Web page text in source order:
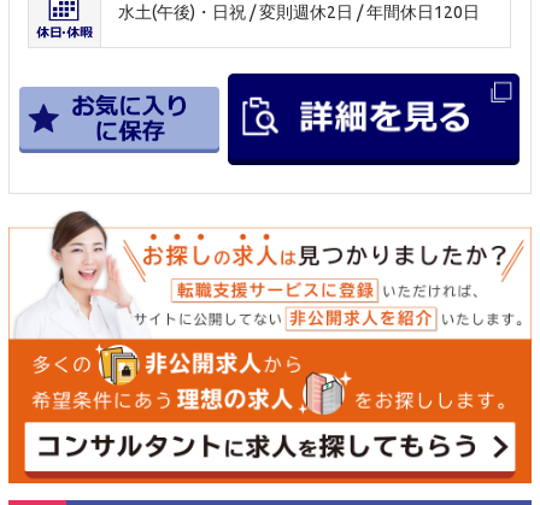
水土(午後)・日祝 / 変則週休2日 / 年間休日120日